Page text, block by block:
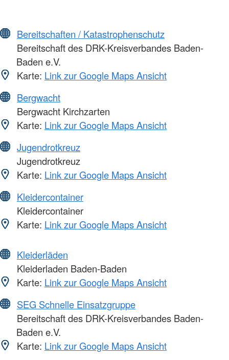
Bereitschaften / Katastrophenschutz
Bereitschaft des DRK-Kreisverbandes Baden-
Baden e.V.
Karte: Link zur Google Maps Ansicht
Bergwacht
Bergwacht Kirchzarten
Karte: Link zur Google Maps Ansicht
Jugendrotkreuz
Jugendrotkreuz
Karte: Link zur Google Maps Ansicht
Kleidercontainer
Kleidercontainer
Karte: Link zur Google Maps Ansicht
Kleiderläden
Kleiderladen Baden-Baden
Karte: Link zur Google Maps Ansicht
SEG Schnelle Einsatzgruppe
Bereitschaft des DRK-Kreisverbandes Baden-
Baden e.V.
Karte: Link zur Google Maps Ansicht